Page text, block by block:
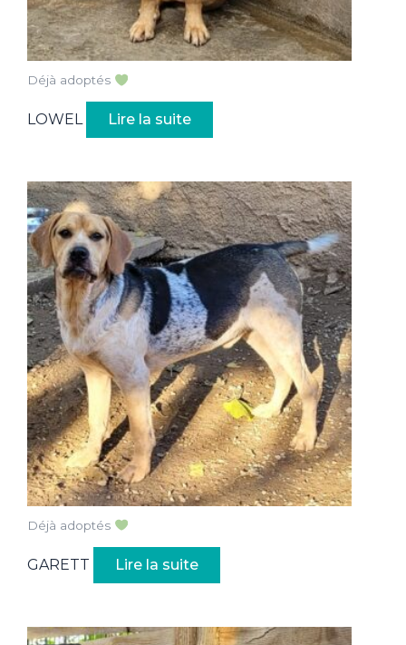
Déjà adoptés
LOWEL Lire la suite
Déjà adoptés
GARETT Lire la suite